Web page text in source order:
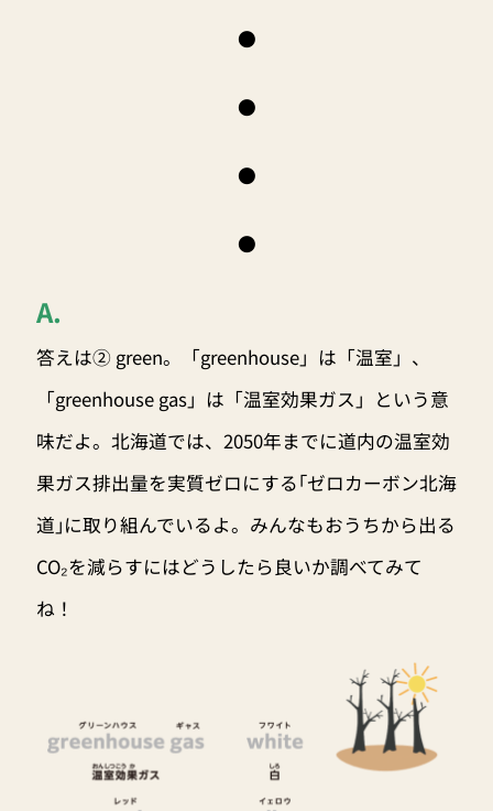
●
●
●
●
A.
答えは② green。「greenhouse」は「温室」、
「greenhouse gas」は「温室効果ガス」という意
味だよ。北海道では、2050年までに道内の温室効
果ガス排出量を実質ゼロにする｢ゼロカーボン北海
道｣に取り組んでいるよ。みんなもおうちから出る
CO₂を減らすにはどうしたら良いか調べてみて
ね！